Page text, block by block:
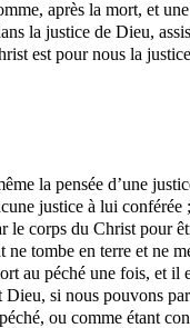
après la mort, et
la justice de Dieu,
est pour nous la
la pensée d’une
justice à lui
corps du Christ pour
tombe en terre et ne
au péché une fois,
si nous pouvons
ou comme étant